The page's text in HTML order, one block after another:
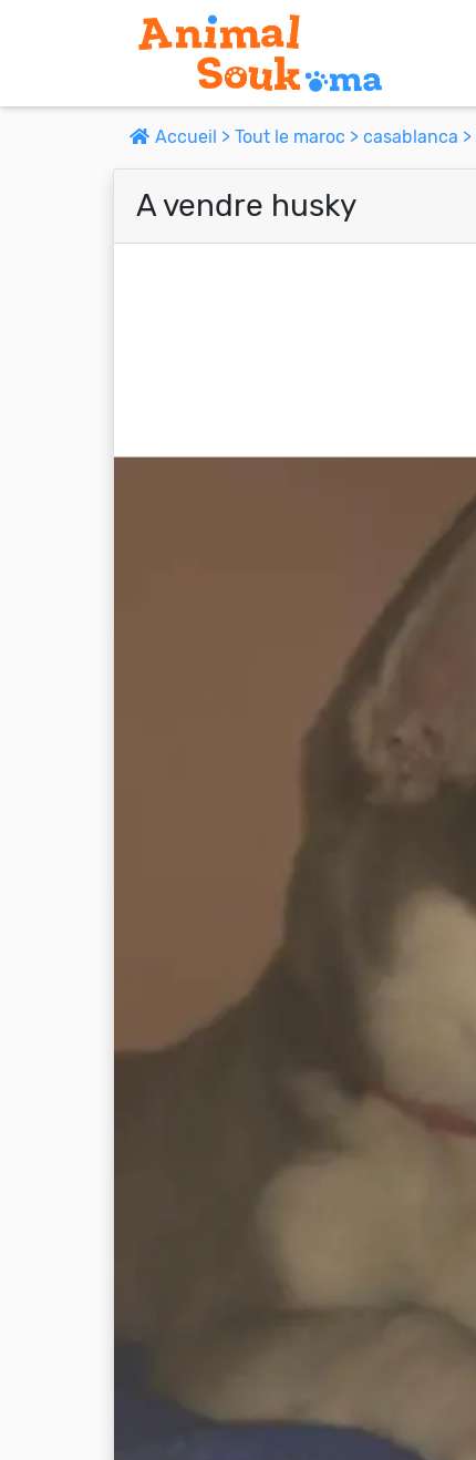
Accueil > Tout le maroc > casablanca >
A vendre husky